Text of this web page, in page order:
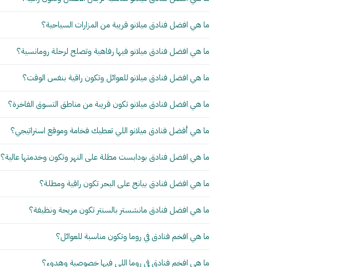
ما هي افضل فنادق ميلانو قريبة من المزارات السياحية؟
ما هي افضل فنادق ميلانو فيها رفاهية وتصلح لرحلة رومانسية؟
ما هي افضل فنادق ميلانو للعوائل وتكون راقية بنفس الوقت؟
ما هي افضل فنادق ميلانو تكون قريبة من مناطق التسوق الفاخرة؟
ما هي أفضل فنادق ميلانو اللي تعطيك فخامة وموقع استراتيجي؟
ما هي افضل فنادق بودابست مطلة على النهر وتكون وخدمتها عالية؟
ما هي افضل فنادق بيانج على البحر تكون راقية ومطلة؟
ما هي افضل فنادق مانشستر بالسنتر تكون مريحة ونظيفة؟
ما هي افخم فنادق في روما وتكون مناسبة للعوائل؟
ما هي افخم فنادق في روما اللي فيها خصوصية وهدوء؟